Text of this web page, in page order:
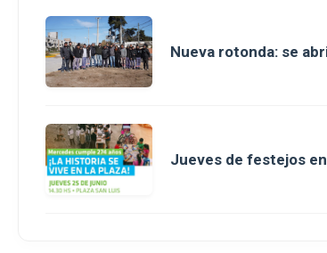
Nueva rotonda: se
Jueves de festejos